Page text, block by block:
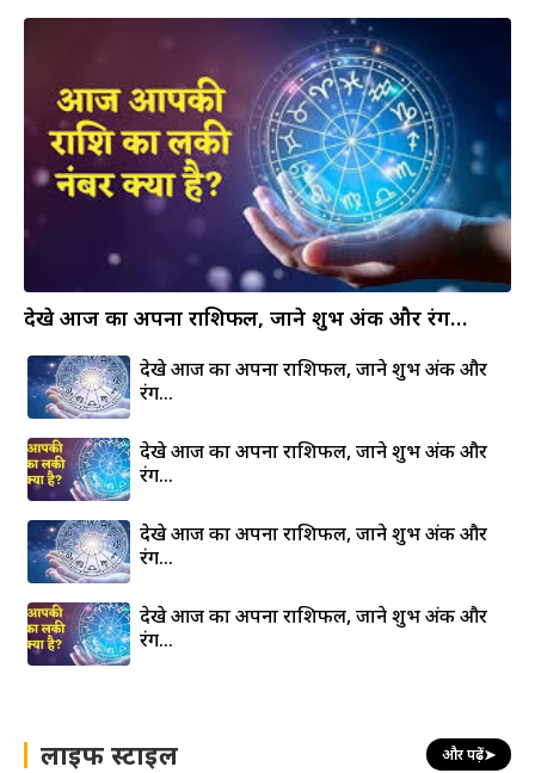
देखे आज का अपना राशिफल, जाने शुभ अंक और रंग…
देखे आज का अपना राशिफल, जाने शुभ अंक और
रंग…
देखे आज का अपना राशिफल, जाने शुभ अंक और
रंग…
देखे आज का अपना राशिफल, जाने शुभ अंक और
रंग…
देखे आज का अपना राशिफल, जाने शुभ अंक और
रंग…
लाइफ स्टाइल और पढ़ें➤